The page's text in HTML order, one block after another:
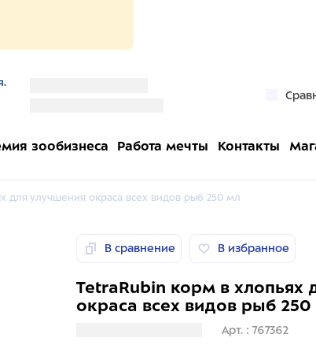
зообизнеса Работа мечты Контакты
для улучшения окраса всех видов рыб 250 мл
В сравнение В избранное
TetraRubin корм в хлопьях
окраса всех видов рыб
Арт. : 767362